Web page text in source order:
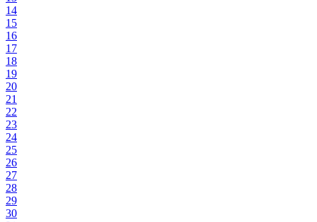
14
15
16
17
18
19
20
21
22
23
24
25
26
27
28
29
30